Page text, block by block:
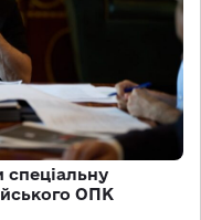
спеціальну
ОПК